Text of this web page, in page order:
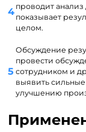
проводит анализ
показывает
целом.
Обсуждение
провести
сотрудником и
выявить
улучшению